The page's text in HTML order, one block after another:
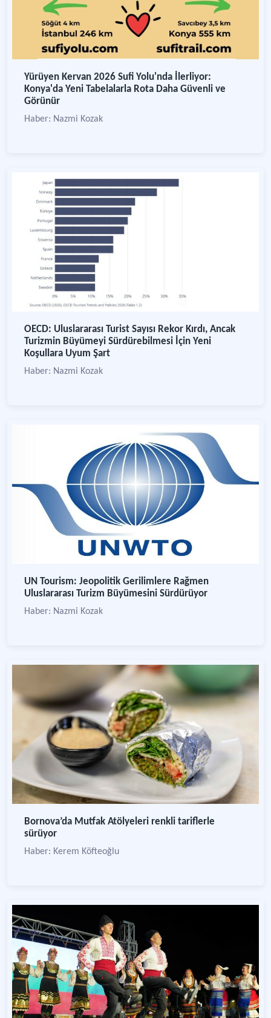
Yürüyen Kervan 2026 Sufi Yolu'nda İlerliyor:
Konya'da Yeni Tabelalarla Rota Daha Güvenli ve
Görünür
Haber: Nazmi Kozak
OECD: Uluslararası Turist Sayısı Rekor Kırdı, Ancak
Turizmin Büyümeyi Sürdürebilmesi İçin Yeni
Koşullara Uyum Şart
Haber: Nazmi Kozak
UN Tourism: Jeopolitik Gerilimlere Rağmen
Uluslararası Turizm Büyümesini Sürdürüyor
Haber: Nazmi Kozak
Bornova’da Mutfak Atölyeleri renkli tariflerle
sürüyor
Haber: Kerem Köfteoğlu